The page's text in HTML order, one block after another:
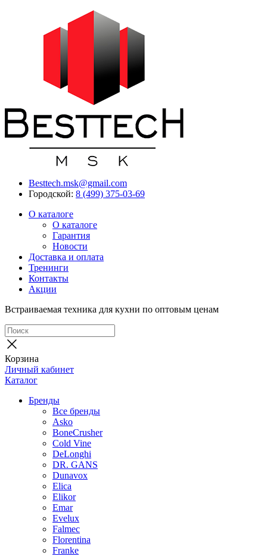
Besttech.msk@gmail.com
Городской: 8 (499) 375-03-69
О каталоге
О каталоге
Гарантия
Новости
Доставка и оплата
Тренинги
Контакты
Акции
Встраиваемая техника для кухни по оптовым ценам
Корзина
Личный кабинет
Каталог
Бренды
Все бренды
Asko
BoneCrusher
Cold Vine
DeLonghi
DR. GANS
Dunavox
Elica
Elikor
Emar
Evelux
Falmec
Florentina
Franke